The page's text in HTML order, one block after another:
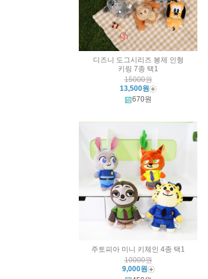
디즈니 도그시리즈 봉제 인형
키링 7종 택1
15000원
13,500원
670원
주토피아 미니 키체인 4종 택1
10000원
9,000원